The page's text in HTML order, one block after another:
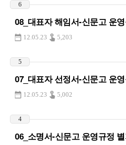
6
08_대표자 해임서-신문고 운
12.05.23 5,203
5
07_대표자 선정서-신문고 운
12.05.23 5,002
4
06_소명서-신문고 운영규정